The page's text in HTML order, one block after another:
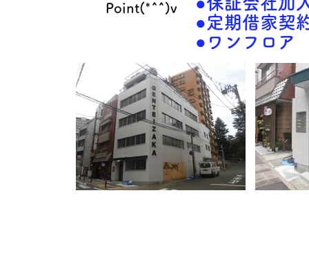
Point(*^^)v
●定期借家契
●ワンフロア